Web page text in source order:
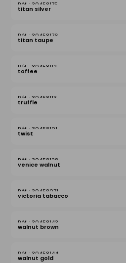
30458175
titan silver
30458176
titan taupe
30458112
toffee
30458113
truffle
30458101
twist
30458128
venice walnut
30458071
victoria tabacco
30458143
walnut brown
30458144
walnut gold